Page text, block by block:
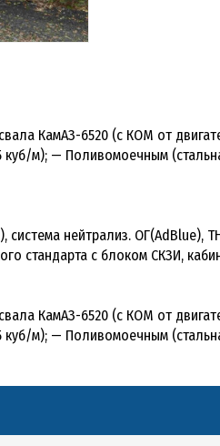
КамАЗ-6520 (с КОМ от
м); — Поливомоечным
нейтрализ. ОГ(AdBlue),
стандарта с блоком СКЗИ,
КамАЗ-6520 (с КОМ от
м); — Поливомоечным